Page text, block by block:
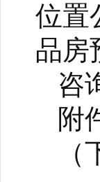
位置
品房
咨
附